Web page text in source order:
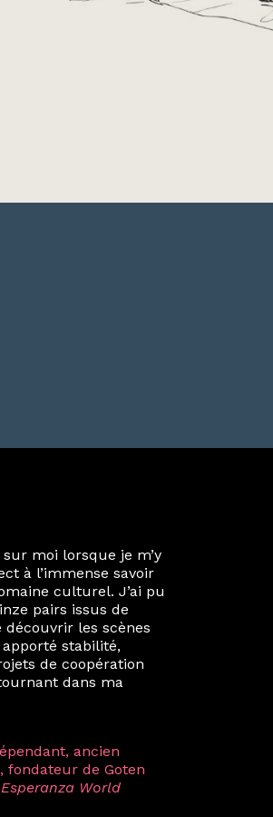
dans les
au sein du Diplôme
inattendu que
de classe. En
sur des projets
Lumpur, Langkawi,
vision de curatrice
disciplines et les
avec ma
dont la générosité et
conduite de
Aujourd’hui encore,
inspirante